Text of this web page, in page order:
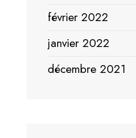
février 2022
janvier 2022
décembre 2021